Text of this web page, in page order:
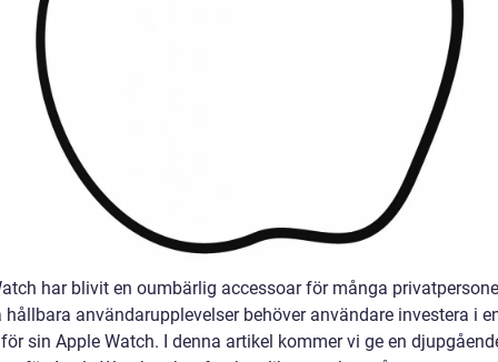
har blivit en oumbärlig accessoar för många
användarupplevelser behöver användare investera i
sin Apple Watch. I denna artikel kommer vi ge en